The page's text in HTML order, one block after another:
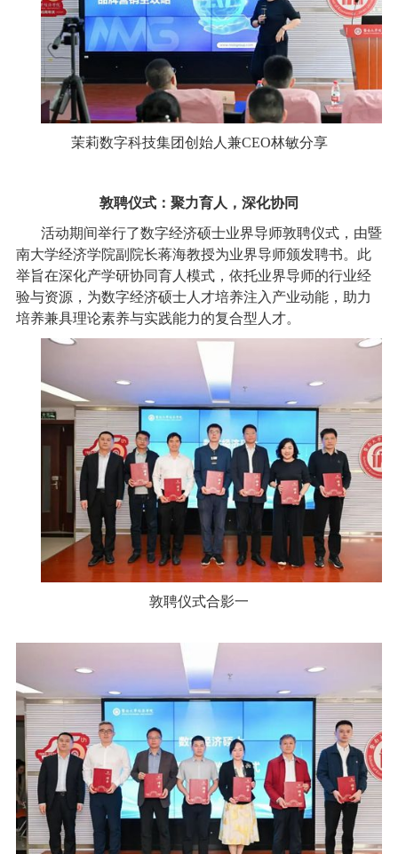
茉莉数字科技集团创始人兼CEO林敏分享
敦聘仪式：聚力育人，深化协同
活动期间举行了数字经济硕士业界导师敦聘仪式，由暨
南大学经济学院副院长蒋海教授为业界导师颁发聘书。此
举旨在深化产学研协同育人模式，依托业界导师的行业经
验与资源，为数字经济硕士人才培养注入产业动能，助力
培养兼具理论素养与实践能力的复合型人才。
敦聘仪式合影一